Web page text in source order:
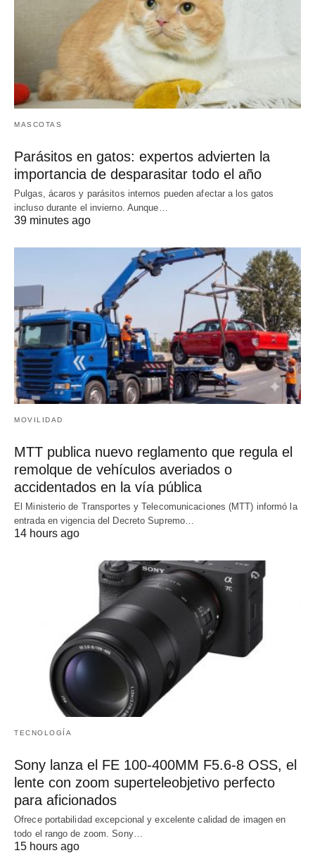
MASCOTAS
Parásitos en gatos: expertos advierten la
importancia de desparasitar todo el año
Pulgas, ácaros y parásitos internos pueden afectar a los gatos
incluso durante el invierno. Aunque…
39 minutes ago
MOVILIDAD
MTT publica nuevo reglamento que regula el
remolque de vehículos averiados o
accidentados en la vía pública
El Ministerio de Transportes y Telecomunicaciones (MTT) informó la
entrada en vigencia del Decreto Supremo…
14 hours ago
TECNOLOGÍA
Sony lanza el FE 100-400MM F5.6-8 OSS, el
lente con zoom superteleobjetivo perfecto
para aficionados
Ofrece portabilidad excepcional y excelente calidad de imagen en
todo el rango de zoom. Sony…
15 hours ago